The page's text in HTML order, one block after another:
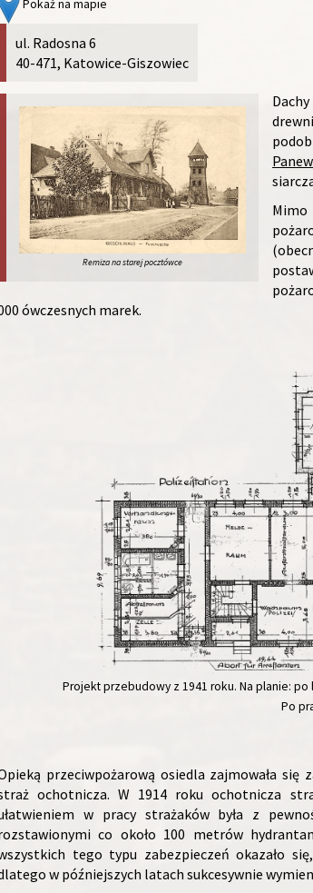
Pokaż na mapie
ul. Radosna 6
40-471, Katowice-Giszowiec
Remiza na starej pocztówce
Mimo
ówczesnych marek.
Projekt przebudowy z 1941 roku. Na planie:
Po
przeciwpożarową osiedla zajmowała się
ochotnicza. W 1914 roku ochotnicza
w pracy strażaków była z
co około 100 metrów
tego typu zabezpieczeń okazało
w późniejszych latach sukcesywnie